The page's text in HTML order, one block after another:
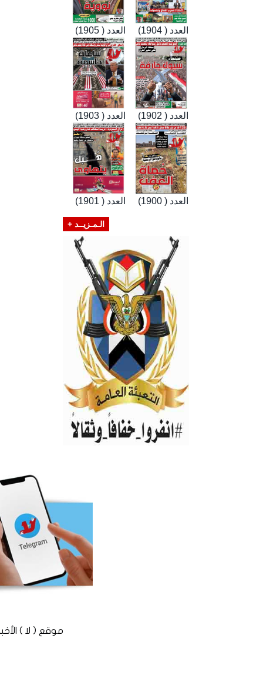
العدد ( 1905) العدد ( 1904)
العدد ( 1903) العدد ( 1902)
العدد ( 1901) العدد ( 1900)
الـمـزيــد +
موقع ( لا ) الأخباري المستقل ©